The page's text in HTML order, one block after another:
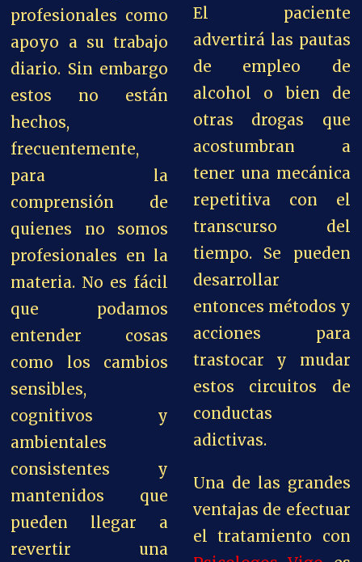
profesionales como
apoyo a su trabajo
diario. Sin embargo
estos no están
hechos,
frecuentemente,
para la
comprensión de
quienes no somos
profesionales en la
materia. No es fácil
que podamos
entender cosas
como los cambios
sensibles,
cognitivos y
ambientales
consistentes y
mantenidos que
pueden llegar a
revertir una
El paciente
advertirá las pautas
de empleo de
alcohol o bien de
otras drogas que
acostumbran a
tener una mecánica
repetitiva con el
transcurso del
tiempo. Se pueden
desarrollar
entonces métodos y
acciones para
trastocar y mudar
estos circuitos de
conductas
adictivas.
Una de las grandes
ventajas de efectuar
el tratamiento con